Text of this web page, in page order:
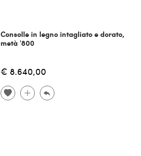
Consolle in legno intagliato e dorato,
metà '800
€ 8.640,00